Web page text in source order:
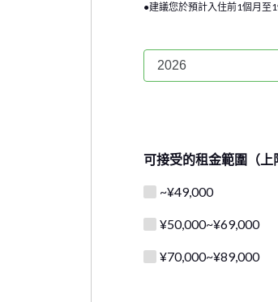
●建議您於預計入住前1個月至
可接受的租金範圍（上
~¥49,000
¥50,000~¥69,000
¥70,000~¥89,000